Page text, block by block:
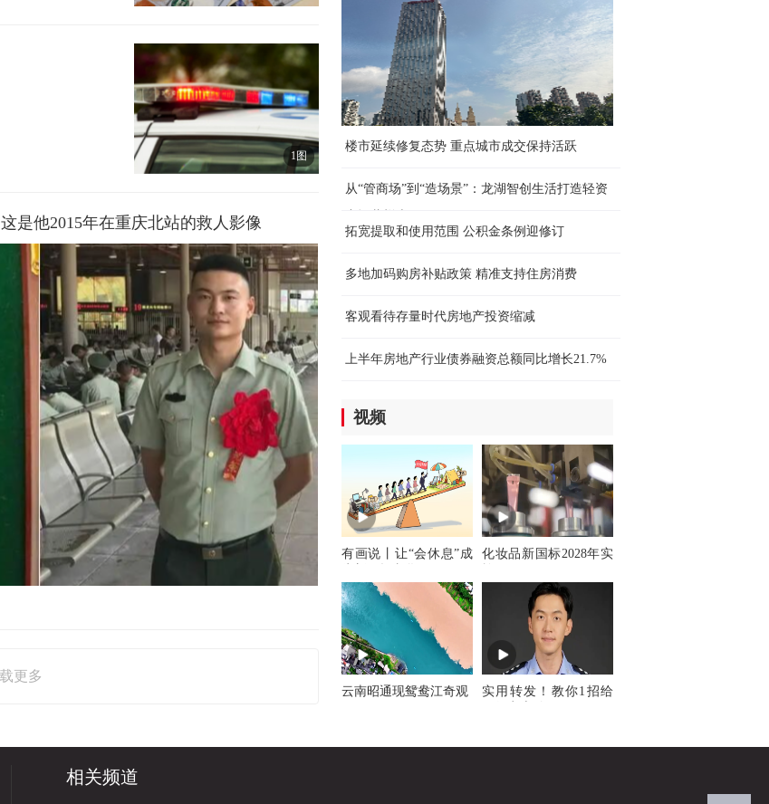
1图
是他2015年在重庆北站的救人影像
更多
楼市延续修复态势 重点城市成交保持活跃
从“管商场”到“造场景”：龙湖智创生活打造轻资
拓宽提取和使用范围 公积金条例迎修订
多地加码购房补贴政策 精准支持住房消费
客观看待存量时代房地产投资缩减
上半年房地产行业债券融资总额同比增长21.7%
视频
有画说丨让“会休息”成
化妆品新国标2028年实
云南昭通现鸳鸯江奇观
实用转发！教你1招给
相关频道